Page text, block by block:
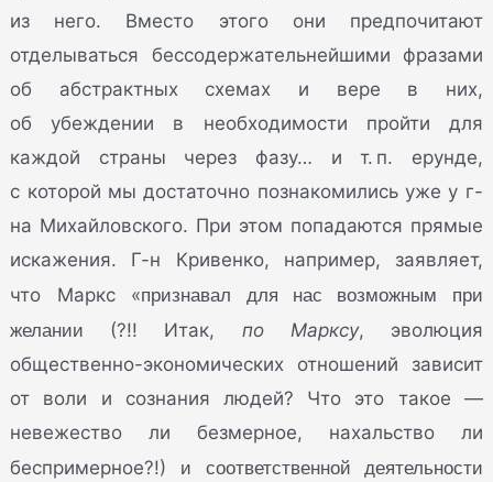
из него. Вместо этого они предпочитают
отделываться бессодержательнейшими фразами
об абстрактных схемах и вере в них,
об убеждении в необходимости пройти для
каждой страны через фазу… и т. п. ерунде,
с которой мы достаточно познакомились уже у г-
на Михайловского. При этом попадаются прямые
искажения. Г-н Кривенко, например, заявляет,
что Маркс «признавал для нас возможным при
желании (?!! Итак, по Марксу, эволюция
общественно-экономических отношений зависит
от воли и сознания людей? Что это такое —
невежество ли безмерное, нахальство ли
беспримерное?!) и соответственной деятельности